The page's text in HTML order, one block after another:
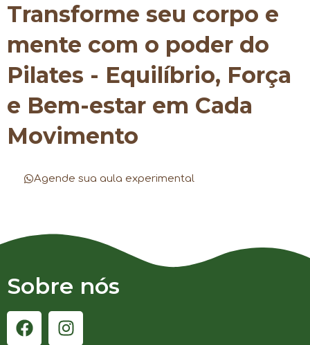
Transforme seu corpo e
mente com o poder do
Pilates - Equilíbrio, Força
e Bem-estar em Cada
Movimento
Agende sua aula experimental
Sobre nós